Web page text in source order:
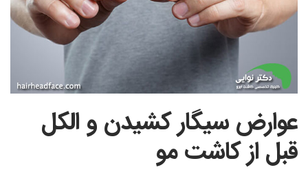
عوارض سیگار کشیدن و الکل
قبل از کاشت مو